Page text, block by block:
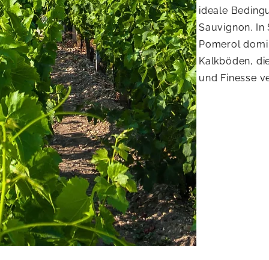
ideale
Sauvignon. In
Pomerol
Kalkböden,
und Finesse